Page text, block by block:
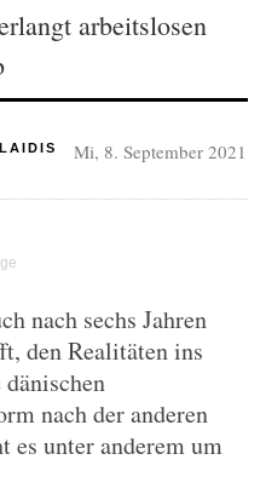
arbeitslosen
Mi, 8. September 2021
nach sechs Jahren
den Realitäten ins
nach der anderen
es unter anderem um